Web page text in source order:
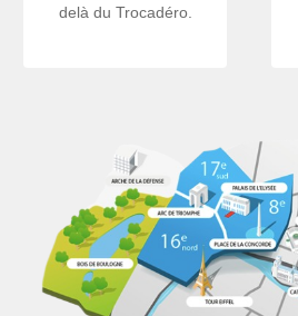
delà du Trocadéro.